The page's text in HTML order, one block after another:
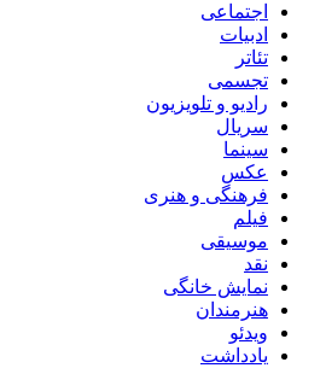
اجتماعی
ادبیات
تئاتر
تجسمی
رادیو و تلویزیون
سریال
سینما
عکس
فرهنگی و هنری
فیلم
موسیقی
نقد
نمایش خانگی
هنرمندان
ویدئو
یادداشت